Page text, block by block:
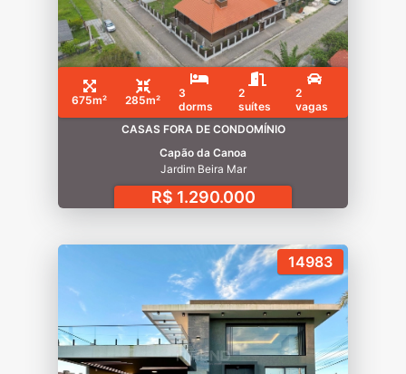
675m² 285m²
3
dorms
2
suítes
2
vagas
CASAS FORA DE CONDOMÍNIO
Capão da Canoa
Jardim Beira Mar
R$ 1.290.000
14983